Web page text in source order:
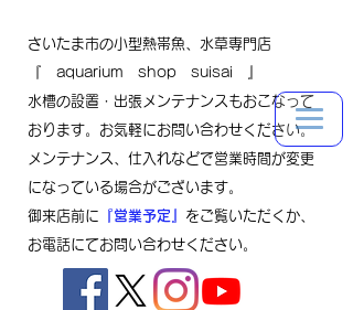
さいたま市の小型熱帯魚、水草専門店
『 aquarium shop suisai 』
水槽の設置・出張メンテナンスもおこなって
おります。お気軽にお問い合わせください。
メンテナンス、仕入れなどで営業時間が変更
になっている場合がございます。
御来店前に 『営業予定』 をご覧いただくか、
お電話にてお問い合わせください。